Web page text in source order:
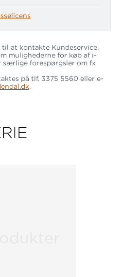
at kontakte Kundeservice,
mulighederne for køb af i-
særlige forespørgsler om fx
på tlf. 3375 5560 eller e-
.